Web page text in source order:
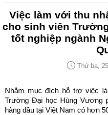
Việc làm với thu
cho sinh viên
tốt nghiệp ngành
Thứ ba,
Nhằm mục đích hỗ trợ việc
Trường Đại học Hùng Vương
hàng đầu tại Việt Nam có hơn